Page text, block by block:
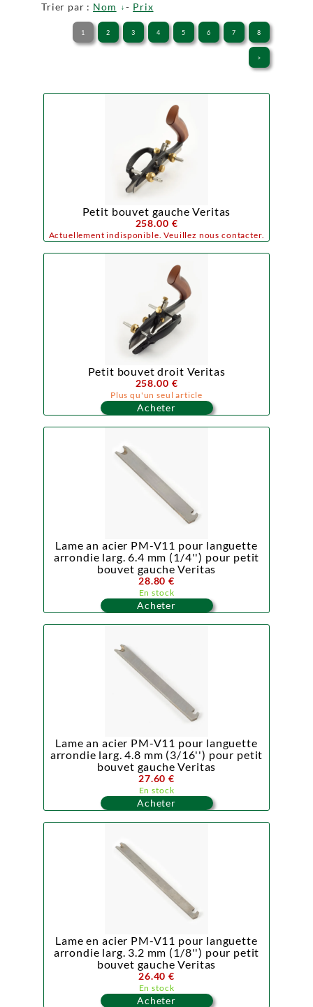
Trier par : Nom - Prix
1 2 3 4 5 6 7 8
>
Petit bouvet gauche Veritas
258.00 €
Actuellement indisponible. Veuillez nous contacter.
Petit bouvet droit Veritas
258.00 €
Plus qu'un seul article
Acheter
Lame an acier PM-V11 pour languette
arrondie larg. 6.4 mm (1/4'') pour petit
bouvet gauche Veritas
28.80 €
En stock
Acheter
Lame an acier PM-V11 pour languette
arrondie larg. 4.8 mm (3/16'') pour petit
bouvet gauche Veritas
27.60 €
En stock
Acheter
Lame en acier PM-V11 pour languette
arrondie larg. 3.2 mm (1/8'') pour petit
bouvet gauche Veritas
26.40 €
En stock
Acheter